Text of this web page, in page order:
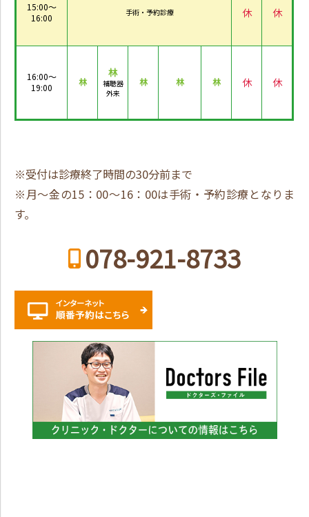
15:00～
16:00
手術・予約診療 休 休
16:00～
19:00
林
林
補聴器
外来
林 林 林 休 休
※受付は診療終了時間の30分前まで
※月～金の15：00～16：00は手術・予約診療となりま
す。
078-921-8733